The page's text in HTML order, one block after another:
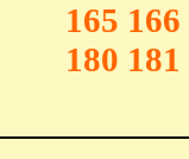
165 166
180 181